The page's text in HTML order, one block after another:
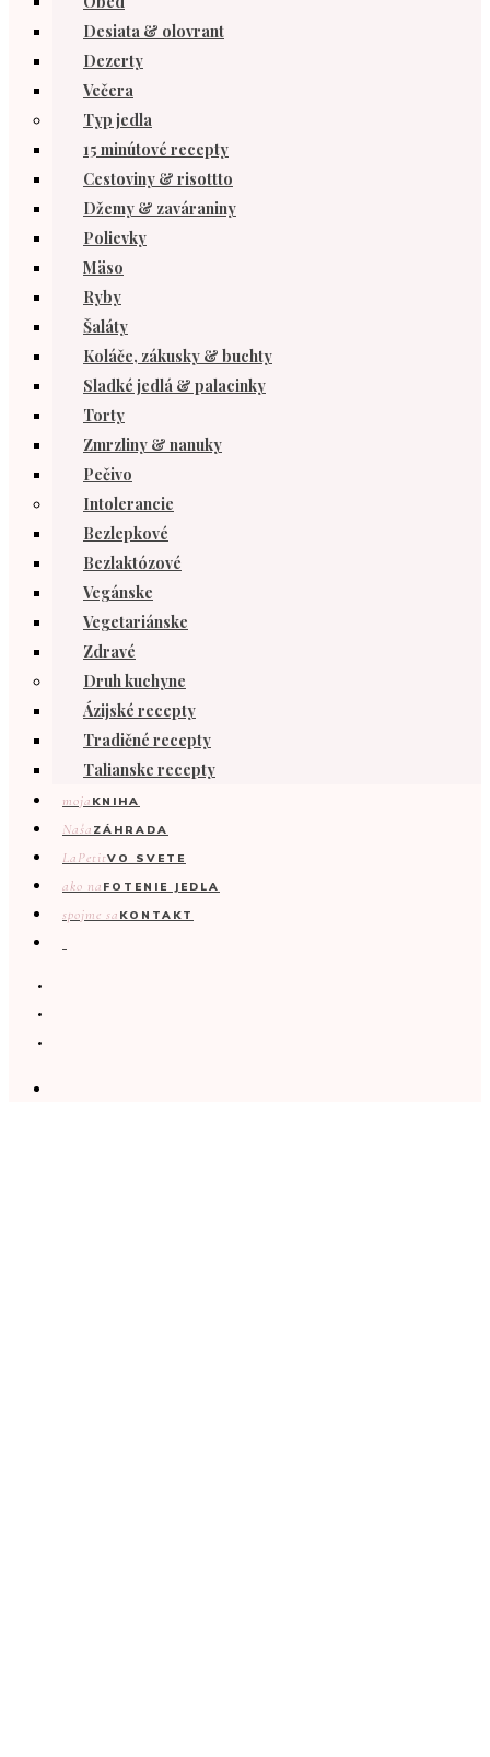
Desiata & olovrant
Dezerty
Večera
Typ jedla
15 minútové recepty
Cestoviny & risottto
Džemy & zaváraniny
Polievky
Mäso
Ryby
Šaláty
Koláče, zákusky & buchty
Sladké jedlá & palacinky
Torty
Zmrzliny & nanuky
Pečivo
Intolerancie
Bezlepkové
Bezlaktózové
Vegánske
Vegetariánske
Zdravé
Druh kuchyne
Ázijské recepty
Tradičné recepty
Talianske recepty
moja KNIHA
Naša ZÁHRADA
LaPetitVO SVETE
ako na FOTENIE JEDLA
spojme sa KONTAKT